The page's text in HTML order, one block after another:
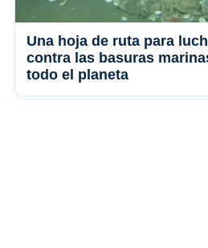
Una hoja de ruta para
contra las basuras
todo el planeta